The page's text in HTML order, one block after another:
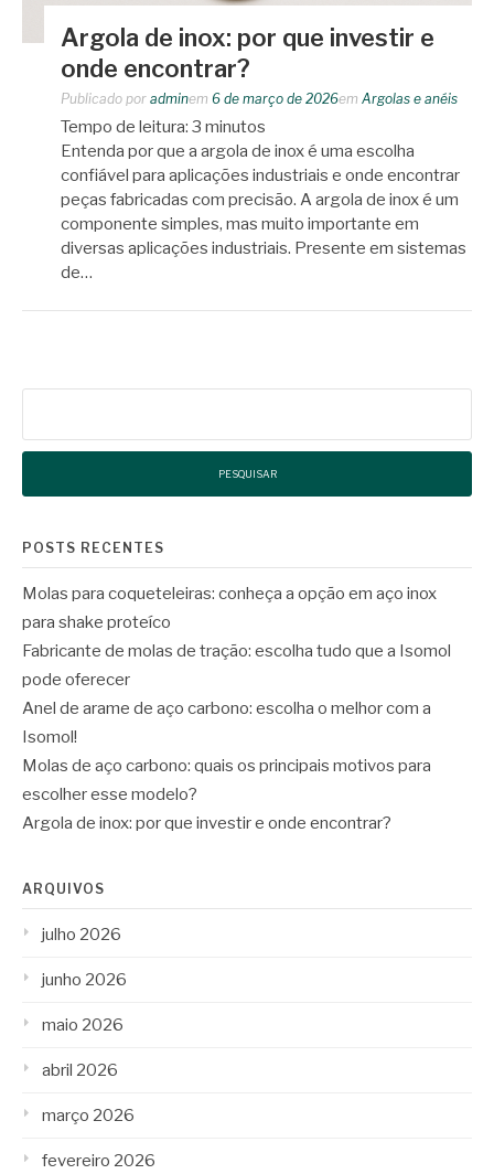
Argola de inox: por que investir e
onde encontrar?
Publicado por adminem 6 de março de 2026em Argolas e anéis
Tempo de leitura: 3 minutos
Entenda por que a argola de inox é uma escolha
confiável para aplicações industriais e onde encontrar
peças fabricadas com precisão. A argola de inox é um
componente simples, mas muito importante em
diversas aplicações industriais. Presente em sistemas
de…
POSTS RECENTES
Molas para coqueteleiras: conheça a opção em aço inox
para shake proteíco
Fabricante de molas de tração: escolha tudo que a Isomol
pode oferecer
Anel de arame de aço carbono: escolha o melhor com a
Isomol!
Molas de aço carbono: quais os principais motivos para
escolher esse modelo?
Argola de inox: por que investir e onde encontrar?
ARQUIVOS
julho 2026
junho 2026
maio 2026
abril 2026
março 2026
fevereiro 2026